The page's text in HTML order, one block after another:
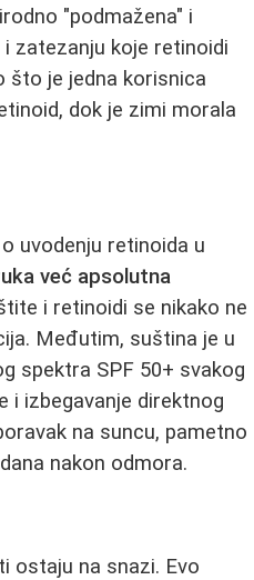
"podmažena" i
zatezanju koje retinoidi
što je jedna korisnica
dok je zimi morala
uvodenju retinoida u
već apsolutna
i retinoidi se nikako ne
Međutim, suština je u
spektra SPF 50+ svakog
i izbegavanje direktnog
na suncu, pametno
nakon odmora.
ostaju na snazi. Evo